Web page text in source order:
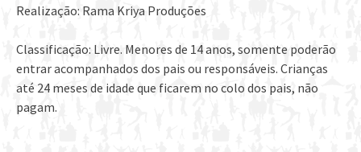
Realização: Rama Kriya Produções
Classificação: Livre. Menores de 14 anos, somente poderão
entrar acompanhados dos pais ou responsáveis. Crianças
até 24 meses de idade que ficarem no colo dos pais, não
pagam.